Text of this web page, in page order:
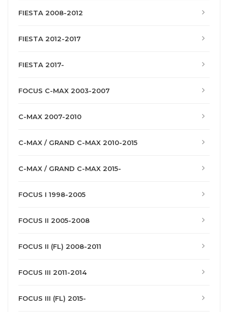
FIESTA 2008-2012
FIESTA 2012-2017
FIESTA 2017-
FOCUS C-MAX 2003-2007
C-MAX 2007-2010
C-MAX / GRAND C-MAX 2010-2015
C-MAX / GRAND C-MAX 2015-
FOCUS I 1998-2005
FOCUS II 2005-2008
FOCUS II (FL) 2008-2011
FOCUS III 2011-2014
FOCUS III (FL) 2015-